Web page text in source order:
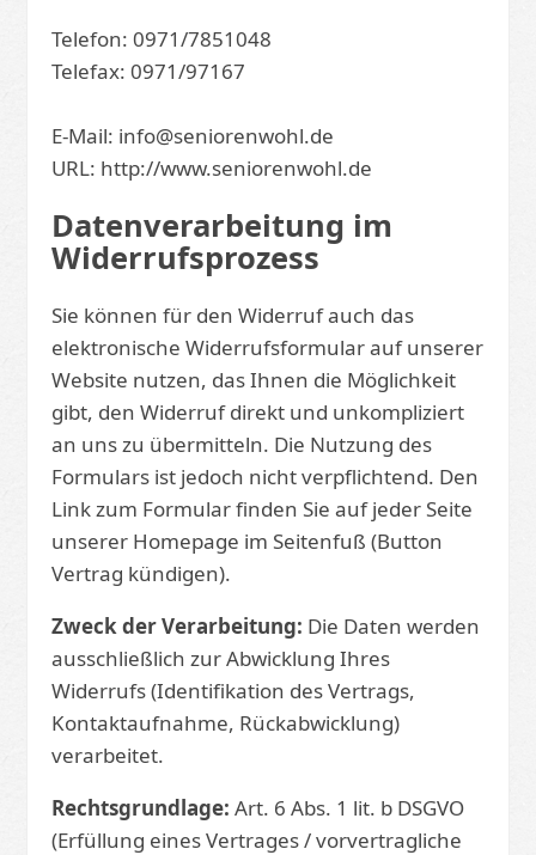
Telefon: 0971/7851048
Telefax: 0971/97167
E-Mail: info@seniorenwohl.de
URL: http://www.seniorenwohl.de
Datenverarbeitung im
Widerrufsprozess
Sie können für den Widerruf auch das
elektronische Widerrufsformular auf unserer
Website nutzen, das Ihnen die Möglichkeit
gibt, den Widerruf direkt und unkompliziert
an uns zu übermitteln. Die Nutzung des
Formulars ist jedoch nicht verpflichtend. Den
Link zum Formular finden Sie auf jeder Seite
unserer Homepage im Seitenfuß (Button
Vertrag kündigen).
Zweck der Verarbeitung: Die Daten werden
ausschließlich zur Abwicklung Ihres
Widerrufs (Identifikation des Vertrags,
Kontaktaufnahme, Rückabwicklung)
verarbeitet.
Rechtsgrundlage: Art. 6 Abs. 1 lit. b DSGVO
(Erfüllung eines Vertrages / vorvertragliche